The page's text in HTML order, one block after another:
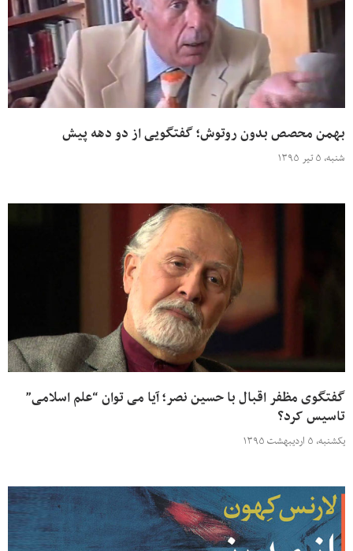
بهمن محصص بدون روتوش؛ گفتگویی از دو دهه پیش
شنبه، ۵ تیر ۱۳۹۵
گفتگوی مظفر اقبال با حسین نصر؛ آیا می توان “علم اسلامی”
تاسیس کرد؟
یکشنبه، ۵ اردیبهشت ۱۳۹۵